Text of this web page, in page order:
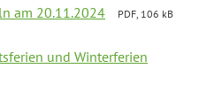
am 20.11.2024
PDF, 106 kB
und Winterferien